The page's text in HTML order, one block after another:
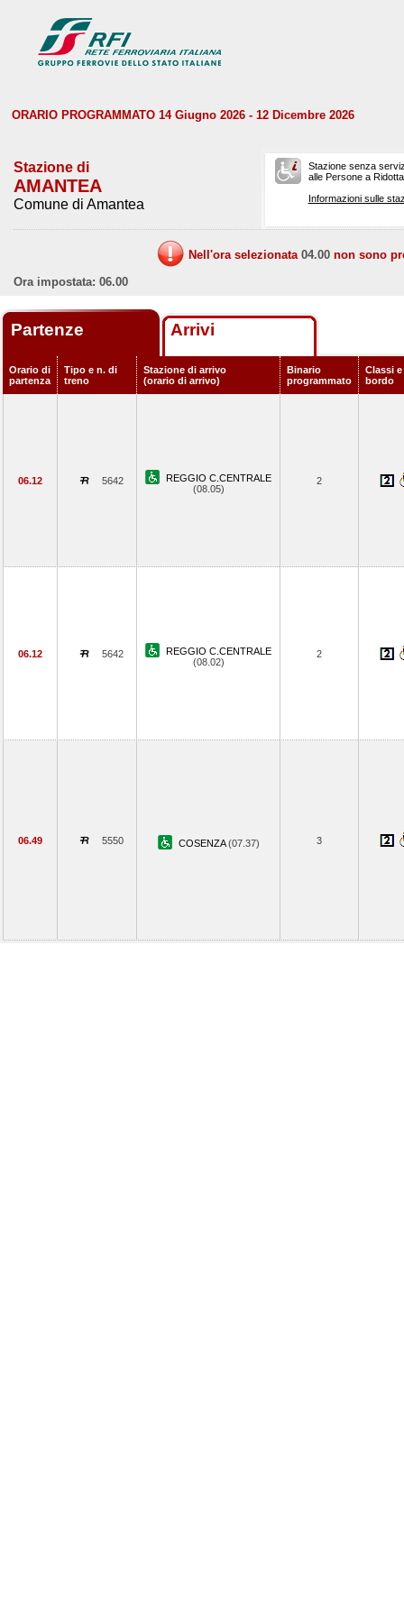
ORARIO PROGRAMMATO 14 Giugno 2026 - 12 Dicembre 2026
Stazione di
AMANTEA
Comune di Amantea
Stazione senza
alle Persone a
Informazioni sulle
Nell'ora selezionata 04.00 non sono
Ora impostata: 06.00
Partenze Arrivi
Orario di
partenza
Tipo e n. di
treno
Stazione di arrivo
(orario di arrivo)
Binario
programmato
Classi
bordo
06.12 5642
REGGIO C.CENTRALE
(08.05)
2
06.12 5642
REGGIO C.CENTRALE
(08.02)
2
06.49 5550 COSENZA(07.37) 3